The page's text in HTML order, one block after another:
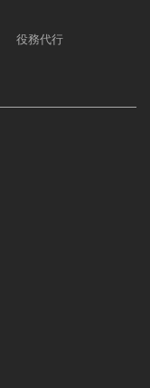
役務代行